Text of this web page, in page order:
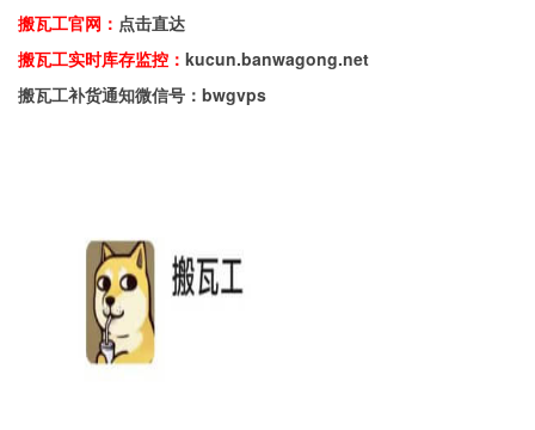
搬瓦工官网： 点击直达
搬瓦工实时库存监控： kucun.banwagong.net
搬瓦工补货通知微信号：bwgvps